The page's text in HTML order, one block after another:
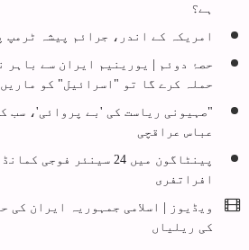
ہے؟
امریکہ کے اندر، جرائم پیشہ ٹرمپ
حصۂ دوئم | یورینیم ایران سے باہر
حملہ کرے گا تو "اسرائیل" کو
"صہیونی ریاست کی 'بے پروائی'، سب
عباس عراقچی
پینٹاگون میں 24 سینئر
افراتفری
ویڈیوز | اسلامی جمہوریہ ایران کی
کی ریلیاں